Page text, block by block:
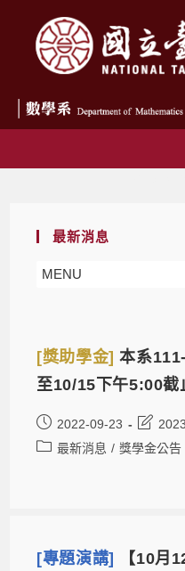
最新消息
MENU
[獎助學金]本系
至10/15下午5:00截
2022-09-23
最新消息 / 獎學金公告
[專題演講]
【10月